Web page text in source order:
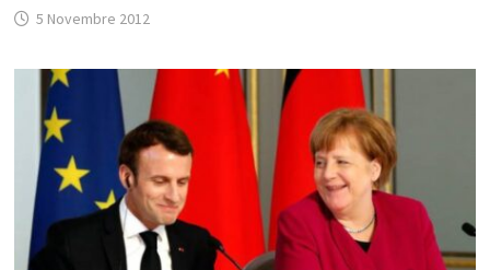
5 Novembre 2012